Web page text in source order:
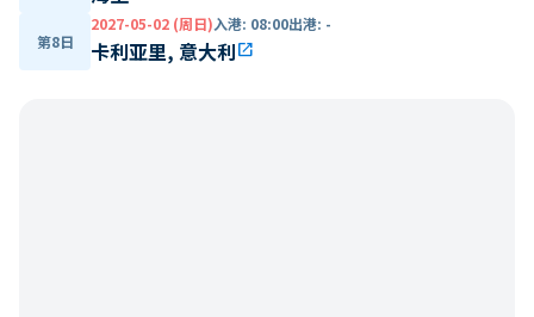
第8日
2027-05-02 (周日)入港: 08:00出港: -
卡利亚里, 意大利open_in_new